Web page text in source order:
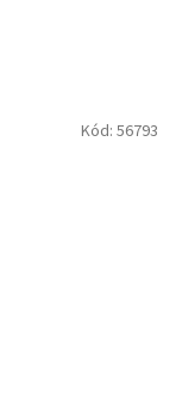
Kód: 56793